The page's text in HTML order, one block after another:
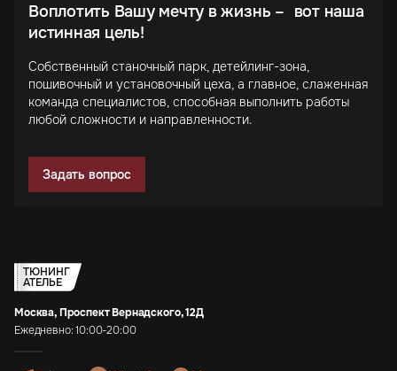
Воплотить Вашу мечту в жизнь – вот наша
истинная цель!
Собственный станочный парк, детейлинг-зона,
пошивочный и установочный цеха, а главное, слаженная
команда специалистов, способная выполнить работы
любой сложности и направленности.
Задать вопрос
ТЮНИНГ
АТЕЛЬЕ
Москва, Проспект Вернадского, 12Д
Ежедневно: 10:00-20:00